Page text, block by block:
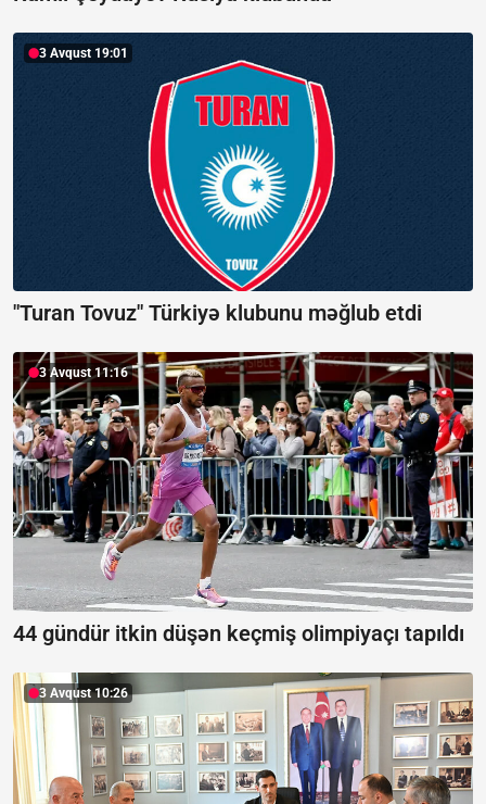
3 Avqust 19:01
"Turan Tovuz" Türkiyə klubunu məğlub etdi
3 Avqust 11:16
44 gündür itkin düşən keçmiş olimpiyaçı tapıldı
3 Avqust 10:26